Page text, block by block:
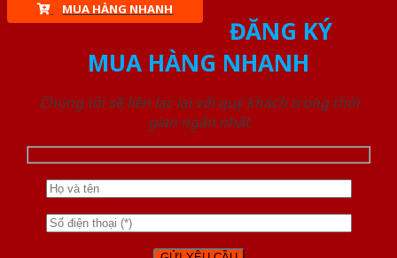
MUA HÀNG NHANH
ĐĂNG KÝ
MUA HÀNG NHANH
Chúng tôi sẽ liên lạc lại với quý khách trong thời
gian ngắn nhất